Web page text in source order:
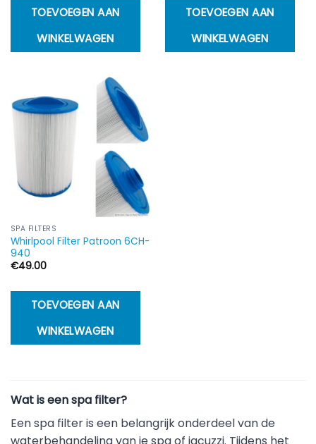
TOEVOEGEN AAN
WINKELWAGEN
TOEVOEGEN AAN
WINKELWAGEN
SPA FILTERS
Whirlpool Filter Patroon 6CH-
940
€49.00
TOEVOEGEN AAN
WINKELWAGEN
Wat is een spa filter?
Een spa filter is een belangrijk onderdeel van de